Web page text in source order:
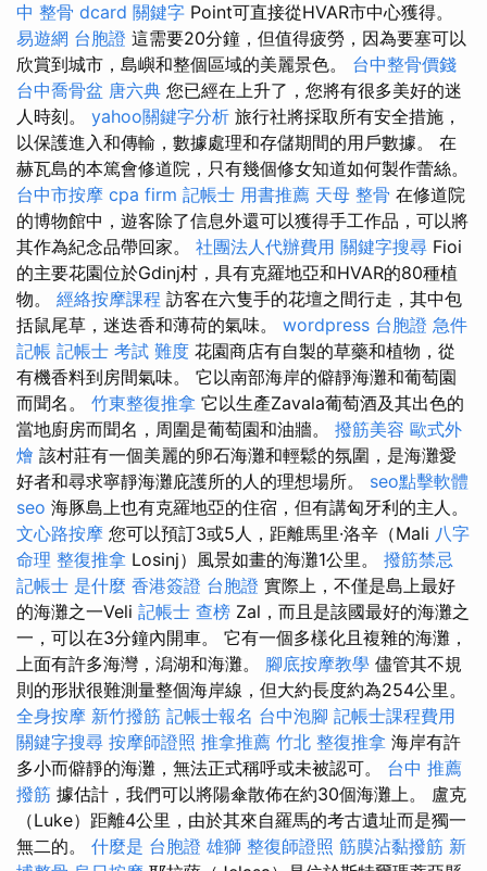
中 整骨 dcard 關鍵字 Point可直接從HVAR市中心獲得。
易遊網 台胞證 這需要20分鐘，但值得疲勞，因為要塞可以
欣賞到城市，島嶼和整個區域的美麗景色。 台中整骨價錢
台中喬骨盆 唐六典 您已經在上升了，您將有很多美好的迷
人時刻。 yahoo關鍵字分析 旅行社將採取所有安全措施，
以保護進入和傳輸，數據處理和存儲期間的用戶數據。 在
赫瓦島的本篤會修道院，只有幾個修女知道如何製作蕾絲。
台中市按摩 cpa firm 記帳士 用書推薦 天母 整骨 在修道院
的博物館中，遊客除了信息外還可以獲得手工作品，可以將
其作為紀念品帶回家。 社團法人代辦費用 關鍵字搜尋 Fioi
的主要花園位於Gdinj村，具有克羅地亞和HVAR的80種植
物。 經絡按摩課程 訪客在六隻手的花壇之間行走，其中包
括鼠尾草，迷迭香和薄荷的氣味。 wordpress 台胞證 急件
記帳 記帳士 考試 難度 花園商店有自製的草藥和植物，從
有機香料到房間氣味。 它以南部海岸的僻靜海灘和葡萄園
而聞名。 竹東整復推拿 它以生產Zavala葡萄酒及其出色的
當地廚房而聞名，周圍是葡萄園和油牆。 撥筋美容 歐式外
燴 該村莊有一個美麗的卵石海灘和輕鬆的氛圍，是海灘愛
好者和尋求寧靜海灘庇護所的人的理想場所。 seo點擊軟體
seo 海豚島上也有克羅地亞的住宿，但有講匈牙利的主人。
文心路按摩 您可以預訂3或5人，距離馬里·洛辛（Mali 八字
命理 整復推拿 Losinj）風景如畫的海灘1公里。 撥筋禁忌
記帳士 是什麼 香港簽證 台胞證 實際上，不僅是島上最好
的海灘之一Veli 記帳士 查榜 Zal，而且是該國最好的海灘之
一，可以在3分鐘內開車。 它有一個多樣化且複雜的海灘，
上面有許多海灣，潟湖和海灘。 腳底按摩教學 儘管其不規
則的形狀很難測量整個海岸線，但大約長度約為254公里。
全身按摩 新竹撥筋 記帳士報名 台中泡腳 記帳士課程費用
關鍵字搜尋 按摩師證照 推拿推薦 竹北 整復推拿 海岸有許
多小而僻靜的海灘，無法正式稱呼或未被認可。 台中 推薦
撥筋 據估計，我們可以將陽傘散佈在約30個海灘上。 盧克
（Luke）距離4公里，由於其來自羅馬的考古遺址而是獨一
無二的。 什麼是 台胞證 雄獅 整復師證照 筋膜沾黏撥筋 新